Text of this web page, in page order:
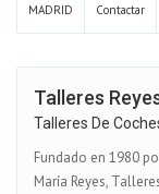
MADRID Contactar
Talleres
Talleres De
Fundado en 1980
María Reyes,